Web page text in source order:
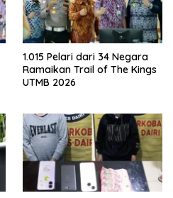
1.015 Pelari dari 34 Negara
Ramaikan Trail of The Kings
UTMB 2026